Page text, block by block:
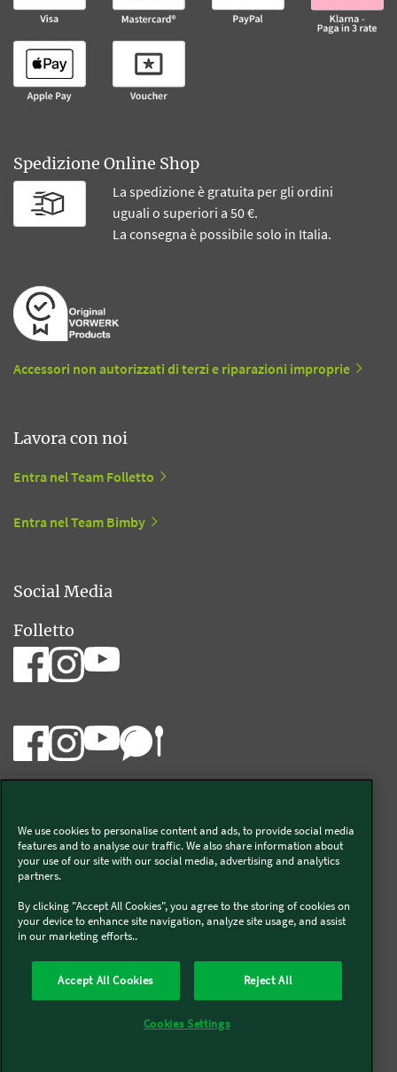
Spedizione Online Shop
La spedizione è gratuita per gli ordini
uguali o superiori a 50 €.
La consegna è possibile solo in Italia.
Accessori non autorizzati di terzi e riparazioni improprie
Lavora con noi
Entra nel Team Folletto
Entra nel Team Bimby
Social Media
Folletto
Vorwerk Italia s.a.s. di Vorwerk Management s.r.l.
C.F. e P.Iva 00793630153
Chi siamo
Informativa Privacy & Cookies
Licenza dati ai sensi del Regolamento UE-2023/2854
Condizioni Generali di Vendita
Segnalazioni (whistleblowing)
Dichiarazione di Accessibilità
We use cookies to personalise content and ads, to provide social media
features and to analyse our traffic. We also share information about
your use of our site with our social media, advertising and analytics
partners.
By clicking "Accept All Cookies", you agree to the storing of cookies on
your device to enhance site navigation, analyze site usage, and assist
in our marketing efforts..
Accept All Cookies Reject All
Cookies Settings